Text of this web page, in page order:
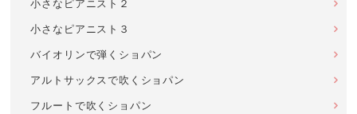
小さなピアニスト２
小さなピアニスト３
バイオリンで弾くショパン
アルトサックスで吹くショパン
フルートで吹くショパン